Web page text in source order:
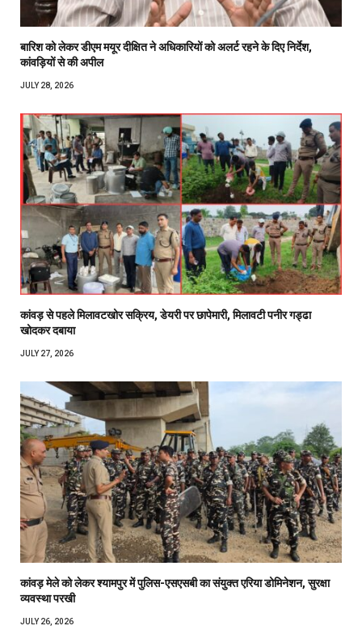
बारिश को लेकर डीएम मयूर दीक्षित ने अधिकारियों को अलर्ट रहने के दिए निर्देश,
कांवड़ियों से की अपील
JULY 28, 2026
कांवड़ से पहले मिलावटखोर सक्रिय, डेयरी पर छापेमारी, मिलावटी पनीर गड्ढा
खोदकर दबाया
JULY 27, 2026
कांवड़ मेले को लेकर श्यामपुर में पुलिस-एसएसबी का संयुक्त एरिया डोमिनेशन, सुरक्षा
व्यवस्था परखी
JULY 26, 2026